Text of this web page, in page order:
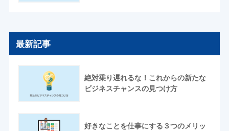
最新記事
絶対乗り遅れるな！これからの新たな
ビジネスチャンスの見つけ方
好きなことを仕事にする３つのメリッ